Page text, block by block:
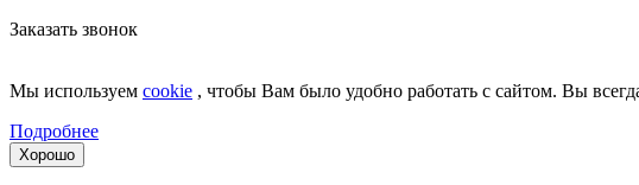
Заказать звонок
Мы используем cookie , чтобы Вам было удобно работать с сайтом. Вы
Подробнее
Хорошо